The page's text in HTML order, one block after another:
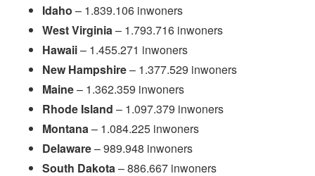
Idaho – 1.839.106 inwoners
West Virginia– 1.793.716 inwoners
Hawaii– 1.455.271 inwoners
New Hampshire– 1.377.529 inwoners
Maine– 1.362.359 inwoners
Rhode Island – 1.097.379 inwoners
Montana– 1.084.225 inwoners
Delaware– 989.948 inwoners
South Dakota– 886.667 inwoners